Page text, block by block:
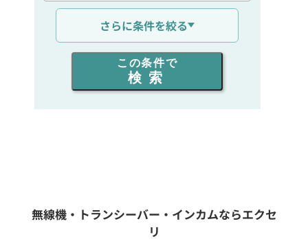
通信距離を選ぶ
出力を選ぶ
同時通話人数を選ぶ
フリーワード入力(製品名等)
さらに条件を絞る
この条件で
検索
無線機・トランシーバー・インカムならエクセ
リ